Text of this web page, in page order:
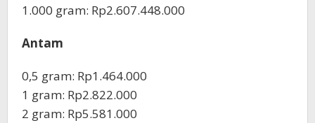
‎1.000 gram: Rp2.607.448.000
Antam
0,5 gram: Rp1.464.000
‎1 gram: Rp2.822.000
‎2 gram: Rp5.581.000